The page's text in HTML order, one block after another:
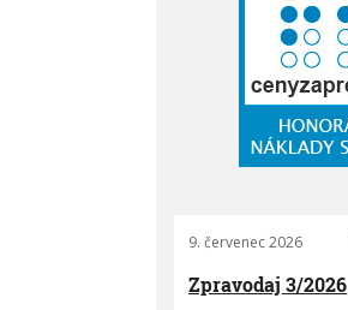
9. červenec 2026
Zpravodaj 3/2026